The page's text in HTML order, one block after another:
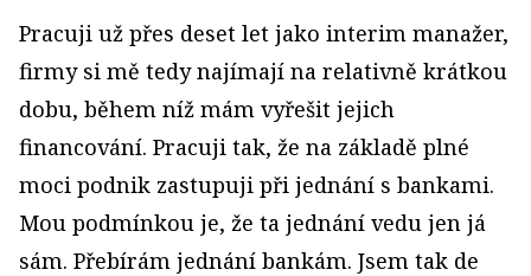
Pracuji už přes deset let jako interim manažer,
firmy si mě tedy najímají na relativně krátkou
dobu, během níž mám vyřešit jejich
financování. Pracuji tak, že na základě plné
moci podnik zastupuji při jednání s bankami.
Mou podmínkou je, že ta jednání vedu jen já
sám. Přebírám jednání bankám. Jsem tak de